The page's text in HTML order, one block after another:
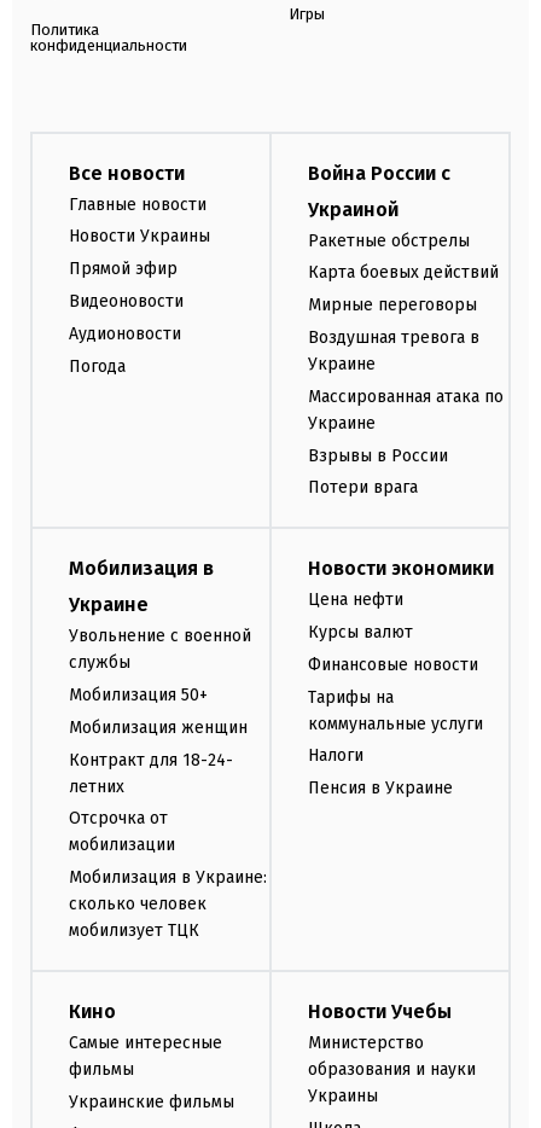
Политика
конфиденциальности
Игры
Все новости
Главные новости
Новости Украины
Прямой эфир
Видеоновости
Аудионовости
Погода
Война России с
Украиной
Ракетные обстрелы
Карта боевых действий
Мирные переговоры
Воздушная тревога в
Украине
Массированная атака по
Украине
Взрывы в России
Потери врага
Мобилизация в
Украине
Увольнение с военной
службы
Мобилизация 50+
Мобилизация женщин
Контракт для 18-24-
летних
Отсрочка от
мобилизации
Мобилизация в Украине:
сколько человек
мобилизует ТЦК
Новости экономики
Цена нефти
Курсы валют
Финансовые новости
Тарифы на
коммунальные услуги
Налоги
Пенсия в Украине
Кино
Самые интересные
фильмы
Украинские фильмы
Новости Учебы
Министерство
образования и науки
Украины